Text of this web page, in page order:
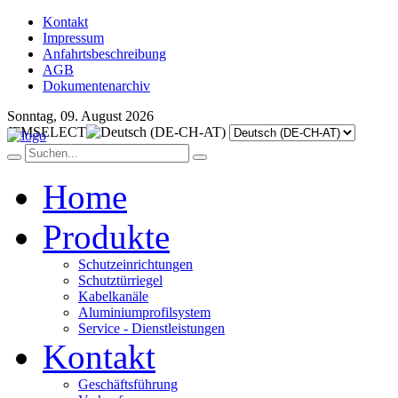
Kontakt
Impressum
Anfahrtsbeschreibung
AGB
Dokumentenarchiv
Sonntag, 09. August 2026
JFMSELECT
Home
Produkte
Schutzeinrichtungen
Schutztürriegel
Kabelkanäle
Aluminiumprofilsystem
Service - Dienstleistungen
Kontakt
Geschäftsführung